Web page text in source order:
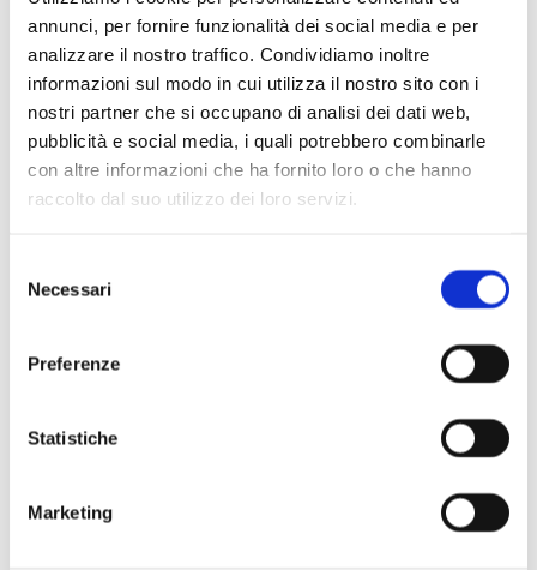
annunci, per fornire funzionalità dei social media e per
analizzare il nostro traffico. Condividiamo inoltre
informazioni sul modo in cui utilizza il nostro sito con i
nostri partner che si occupano di analisi dei dati web,
pubblicità e social media, i quali potrebbero combinarle
con altre informazioni che ha fornito loro o che hanno
raccolto dal suo utilizzo dei loro servizi.
delNecessari
Preferenze
Statistiche
Marketing
Scopri di più